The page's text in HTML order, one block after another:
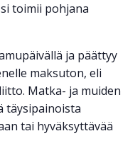
toimii pohjana
ja päättyy
maksuton, eli
Matka- ja muiden
täysipainoista
tai hyväksyttävää